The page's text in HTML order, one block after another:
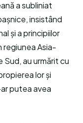
a subliniat
insistând
și a principiilor
regiunea Asia-
Sud, au urmărit cu
lor și
putea avea